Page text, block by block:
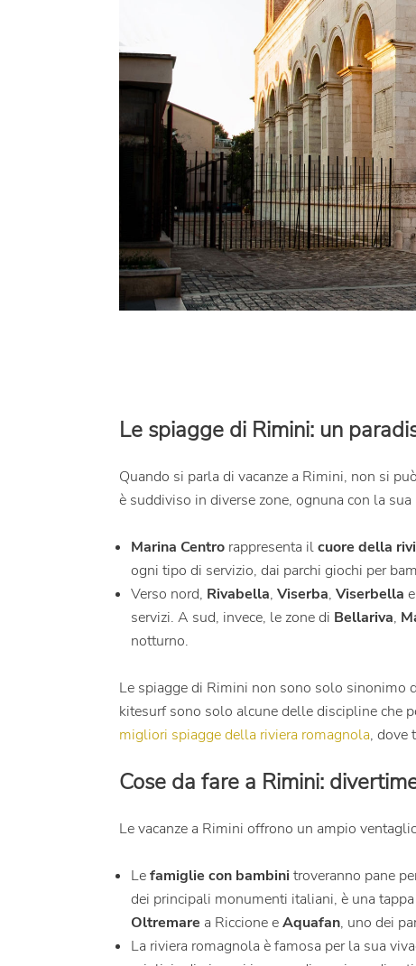
Le spiagge di Rimini: un
Quando si parla di vacanze a Rimini, non si
è suddiviso in diverse zone, ognuna con la
Marina Centro rappresenta ilcuore della
ogni tipo di servizio, dai parchi giochi per
Verso nord, Rivabella, Viserba, Viserbella e
servizi. A sud, invece, le zone di Bellariva,
notturno.
Le spiagge di Rimini non sono solo sinonimo
kitesurf sono solo alcune delle discipline che
migliori spiagge della riviera romagnola, dove
Cose da fare a Rimini:
Le vacanze a Rimini offrono un ampio
Lefamiglie con bambinitroveranno pane
dei principali monumenti italiani, è una
Oltremare a Riccione eAquafan, uno dei
La riviera romagnola è famosa per la sua